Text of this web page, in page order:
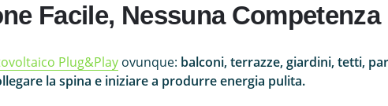
Facile, Nessuna
Plug&Play ovunque: balconi, terrazze, giardini, tetti,
la spina e iniziare a produrre energia pulita.